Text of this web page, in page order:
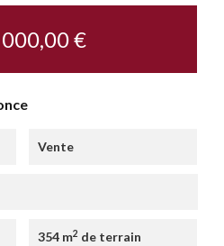
€
Vente
354 m2 de terrain